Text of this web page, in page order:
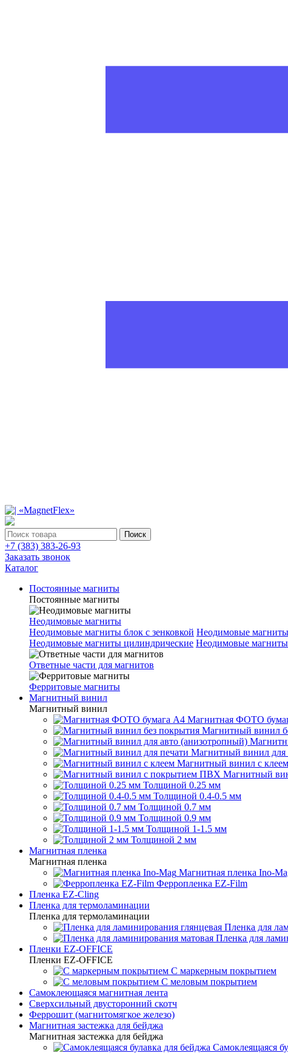
Поиск
+7 (383) 383-26-93
Заказать звонок
Каталог
Постоянные магниты
Постоянные магниты
Неодимовые магниты
Неодимовые магниты блок с зенковкой Неодимовые магниты
Неодимовые магниты цилиндрические Неодимовые
Ответные части для магнитов
Ферритовые магниты
Магнитный винил
Магнитный винил
Магнитная ФОТО
Магнитный винил
Магнитный винил для
Магнитный винил с клеем
Магнитный
Толщиной 0.25 мм
Толщиной 0.4-0.5 мм
Толщиной 0.7 мм
Толщиной 0.9 мм
Толщиной 1-1.5 мм
Толщиной 2 мм
Магнитная пленка
Магнитная пленка
Магнитная пленка Ino-
Ферропленка EZ-Film
Пленка EZ-Cling
Пленка для термоламинации
Пленка для термоламинации
Пленка для
Пленка для
Пленки EZ-OFFICE
Пленки EZ-OFFICE
С маркерным покрытием
С меловым покрытием
Самоклеющаяся магнитная лента
Сверхсильный двусторонний скотч
Феррошит (магнитомягкое железо)
Магнитная застежка для бейджа
Магнитная застежка для бейджа
Самоклеящаяся